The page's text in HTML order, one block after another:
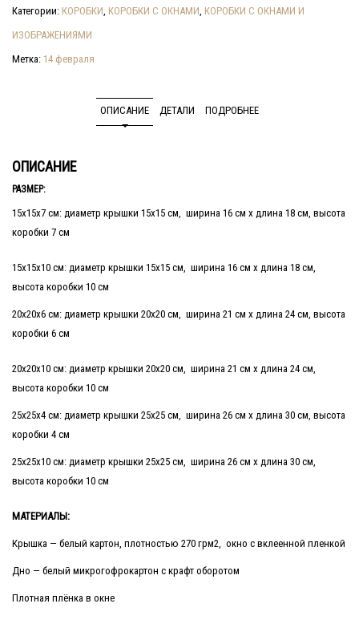
Категории: КОРОБКИ, КОРОБКИ С ОКНАМИ, КОРОБКИ С ОКНАМИ И
ИЗОБРАЖЕНИЯМИ
Метка: 14 февраля
ОПИСАНИЕ ДЕТАЛИ ПОДРОБНЕЕ
ОПИСАНИЕ
РАЗМЕР:
15х15х7 см: диаметр крышки 15х15 см, ширина 16 см х длина 18 см, высота
коробки 7 см
15х15х10 см: диаметр крышки 15х15 см, ширина 16 см х длина 18 см,
высота коробки 10 см
20х20х6 см: диаметр крышки 20х20 см, ширина 21 см х длина 24 см, высота
коробки 6 см
20х20х10 см: диаметр крышки 20х20 см, ширина 21 см х длина 24 см,
высота коробки 10 см
25х25х4 см: диаметр крышки 25х25 см, ширина 26 см х длина 30 см, высота
коробки 4 см
25х25х10 см: диаметр крышки 25х25 см, ширина 26 см х длина 30 см,
высота коробки 10 см
МАТЕРИАЛЫ:
Крышка — белый картон, плотностью 270 грм2, окно с вклеенной пленкой
Дно — белый микрогофрокартон с крафт оборотом
Плотная плёнка в окне